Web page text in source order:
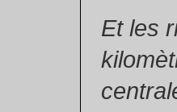
Et les